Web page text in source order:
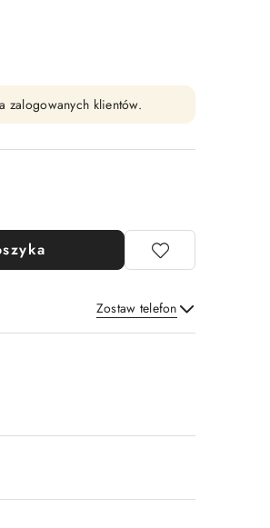
zalogowanych klientów.
Zostaw telefon
Wyślij